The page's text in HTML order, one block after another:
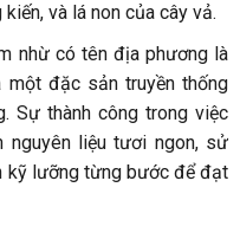
và lá non của cây vả.
nhừ có tên địa phương là
một đặc sản truyền thống
Sự thành công trong việc
nguyên liệu tươi ngon, sử
kỹ lưỡng từng bước để đạt